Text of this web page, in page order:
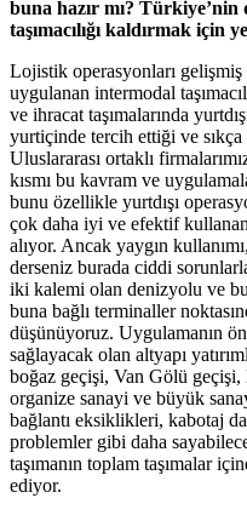
buna hazır mı?
taşımacılığı kaldırmak için
Lojistik operasyonları
uygulanan intermodal
ve ihracat taşımalarında
yurtiçinde tercih ettiği ve sıkça
Uluslararası ortaklı
kısmı bu kavram ve
bunu özellikle yurtdışı
çok daha iyi ve efektif
alıyor. Ancak yaygın
derseniz burada ciddi
iki kalemi olan denizyolu ve
buna bağlı terminaller
düşünüyoruz. Uygulamanın
sağlayacak olan altyapı
boğaz geçişi, Van Gölü geçişi,
organize sanayi ve büyük
bağlantı eksiklikleri, kabotaj
problemler gibi daha
taşımanın toplam taşımalar
ediyor.